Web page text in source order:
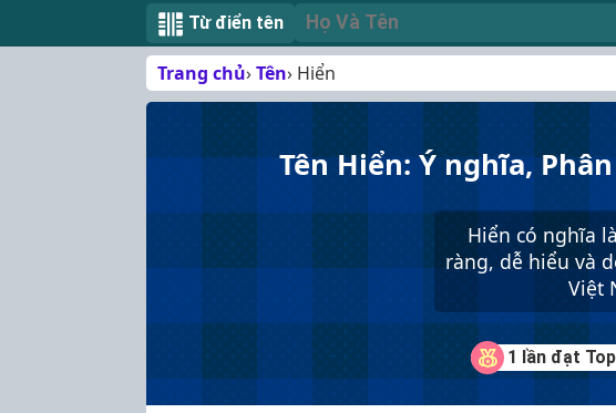
Từ điển tên
Trang chủ Tên Hiển
Tên Hiển: Ý nghĩa,
Hiển có nghĩa
ràng, dễ hiểu và
Việt
1 lần đạt